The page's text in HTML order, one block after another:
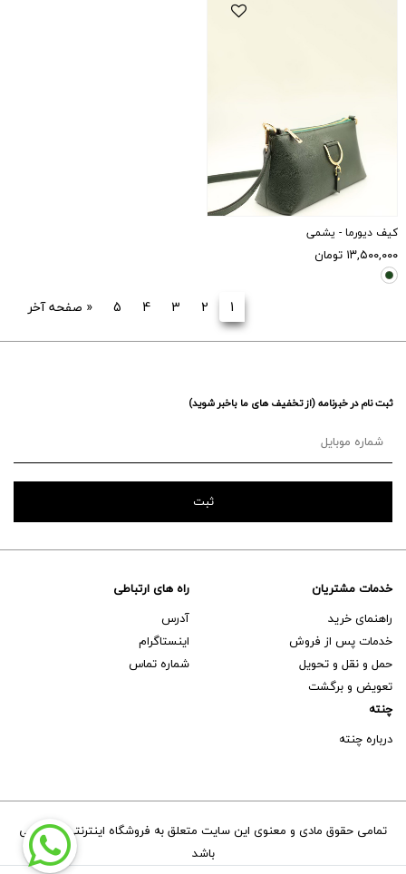
کیف دیورما - یشمی
۱۳,۵۰۰,۰۰۰ تومان
1
2
3
4
5
« صفحه آخر
ثبت نام در خبرنامه (از تخفیف های ما باخبر شوید)
خدمات مشتریان
راهنمای خرید
خدمات پس از فروش
حمل و نقل و تحویل
تعویض و برگشت
راه های ارتباطی
آدرس
اینستاگرام
شماره تماس
چنته
درباره چنته
تمامی حقوق مادی و معنوی این سایت متعلق به فروشگاه اینترنتی چنته می
باشد